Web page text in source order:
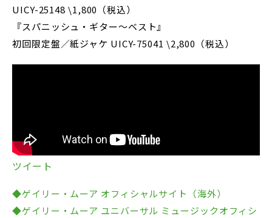
UICY-25148 \1,800（税込）
『スパニッシュ・ギター～ベスト』
初回限定盤／紙ジャケ UICY-75041 \2,800（税込）
ツイート
◆ゲイリー・ムーア オフィシャルサイト（海外）
◆ゲイリー・ムーア ユニバーサル ミュージックオフィシ